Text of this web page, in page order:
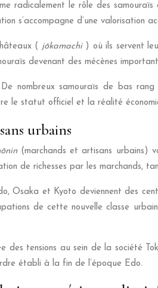
radicalement le rôle des samouraïs
s’accompagne d’une valorisation
( jōkamachi ) où ils servent
devenant des mécènes
nombreux samouraïs de bas
le statut officiel et la réalité
urbains
(marchands et artisans urbains)
de richesses par les marchands,
Osaka et Kyoto deviennent des
de cette nouvelle classe
des tensions au sein de la société
établi à la fin de l’époque Edo.